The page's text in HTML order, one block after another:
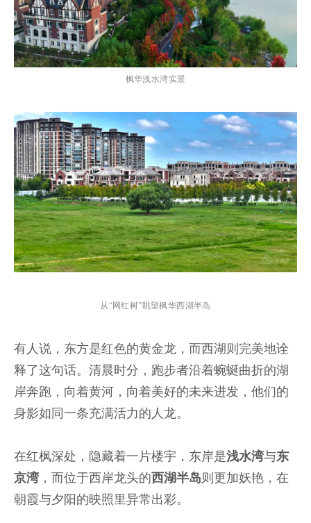
枫华浅水湾实景
从“网红树”眺望枫华西湖半岛
有人说，东方是红色的黄金龙，而西湖则完美地诠
释了这句话。清晨时分，跑步者沿着蜿蜒曲折的湖
岸奔跑，向着黄河，向着美好的未来进发，他们的
身影如同一条充满活力的人龙。
在红枫深处，隐藏着一片楼宇，东岸是浅水湾与东
京湾 ，而位于西岸龙头的西湖半岛则更加妖艳，在
朝霞与夕阳的映照里异常出彩。